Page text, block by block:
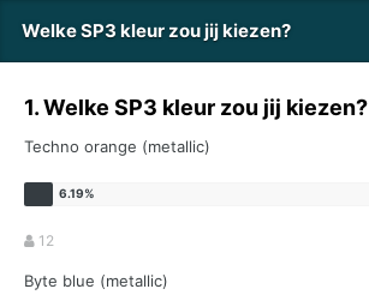
Welke SP3 kleur zou jij kiezen?
1. Welke SP3 kleur zou jij kiezen?
Techno orange (metallic)
12
Byte blue (metallic)